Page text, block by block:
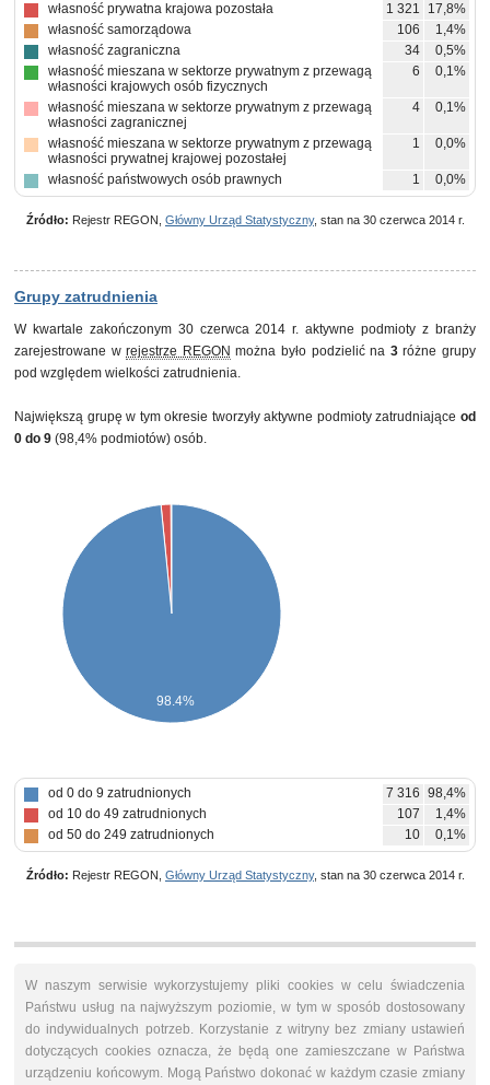
własność prywatna krajowa pozostała
1 321
17,8%
własność samorządowa
106
1,4%
własność zagraniczna
34
0,5%
własność mieszana w sektorze prywatnym z przewagą
własności krajowych osób fizycznych
6 0,1%
własność mieszana w sektorze prywatnym z przewagą
własności zagranicznej
4 0,1%
własność mieszana w sektorze prywatnym z przewagą
własności prywatnej krajowej pozostałej
1 0,0%
własność państwowych osób prawnych 1 0,0%
Źródło: Rejestr REGON, Główny Urząd Statystyczny, stan na 30 czerwca 2014 r.
Grupy zatrudnienia
W kwartale zakończonym 30 czerwca 2014 r. aktywne podmioty z branży
zarejestrowane wrejestrze REGON można było podzielić na 3różne grupy
pod względem wielkości zatrudnienia.
Największą grupę w tym okresie tworzyły aktywne podmioty zatrudniające od
0 do 9 (98,4% podmiotów) osób.
98.4%
od 0 do 9 zatrudnionych 7 316 98,4%
od 10 do 49 zatrudnionych
107
1,4%
od 50 do 249 zatrudnionych
10 0,1%
Źródło: Rejestr REGON, Główny Urząd Statystyczny, stan na 30 czerwca 2014 r.
W naszym serwisie wykorzystujemy pliki cookies w celu świadczenia
Państwu usług na najwyższym poziomie, w tym w sposób dostosowany
do indywidualnych potrzeb. Korzystanie z witryny bez zmiany ustawień
dotyczących cookies oznacza, że będą one zamieszczane w Państwa
urządzeniu końcowym. Mogą Państwo dokonać w każdym czasie zmiany